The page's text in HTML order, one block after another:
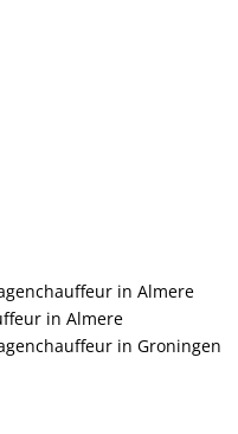
in Almere
in Almere
in Groningen